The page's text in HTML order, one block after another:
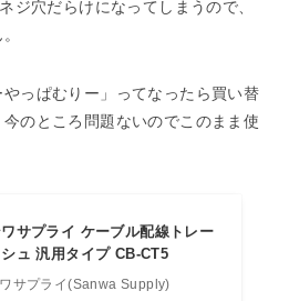
ジ穴だらけになってしまうので、
っぱむりー」ってなったら買い替
のところ問題ないのでこのまま使
サプライ ケーブル配線トレー
ュ 汎用タイプ CB-CT5
サプライ(Sanwa Supply)